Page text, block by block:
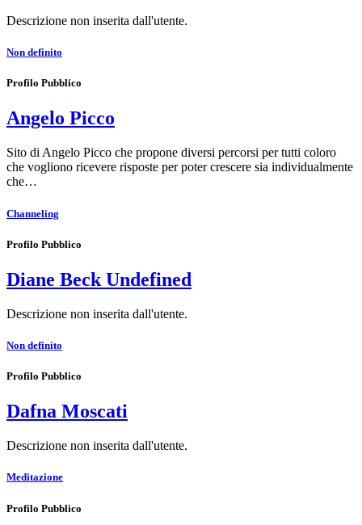
Descrizione non inserita dall'utente.
Non definito
Profilo Pubblico
Angelo Picco
Sito di Angelo Picco che propone diversi percorsi per tutti coloro
che vogliono ricevere risposte per poter crescere sia individualmente
che…
Channeling
Profilo Pubblico
Diane Beck Undefined
Descrizione non inserita dall'utente.
Non definito
Profilo Pubblico
Dafna Moscati
Descrizione non inserita dall'utente.
Meditazione
Profilo Pubblico